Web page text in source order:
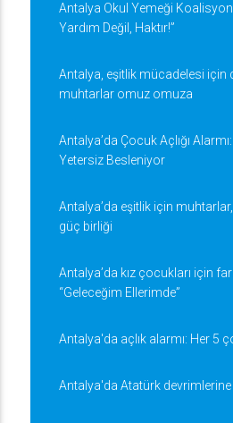
Antalya Okul Yemeği
Yardım Değil, Haktır!”
Antalya, eşitlik mücadelesi için
muhtarlar omuz omuza
Antalya’da Çocuk Açlığı
Yetersiz Besleniyor
Antalya’da eşitlik için
güç birliği
Antalya’da kız çocukları için
“Geleceğim Ellerimde”
Antalya'da açlık alarmı: Her 5
Antalya'da Atatürk devrimlerine